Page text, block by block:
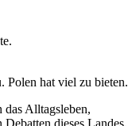
Polen hat viel zu bieten.
Alltagsleben,
dieses Landes.